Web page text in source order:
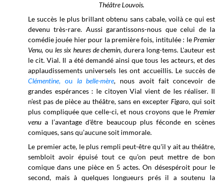
Théâtre Louvois.
Le succès le plus brillant obtenu sans cabale, voilà ce qui est
devenu très-rare. Aussi garantissons-nous que celui de la
comédie jouée hier pour la première fois, intitulée : le Premier
Venu, ou les six heures de chemin, durera long-tems. L'auteur est
le cit. Vial. Il a été demandé ainsi que tous les acteurs, et des
applaudissements universels les ont accueillis. Le succès de
Clémentine, ou la belle-mère, nous avoit fait concevoir de
grandes espérances : le citoyen Vial vient de les réaliser. Il
n’est pas de pièce au théâtre, sans en excepter Figaro, qui soit
plus compliquée que celle-ci, et nous croyons que le Premier
venu a l’avantage d'être beaucoup plus féconde en scènes
comiques, sans qu’aucune soit immorale.
Le premier acte, le plus rempli peut-être qu'il y ait au théâtre,
sembloit avoir épuisé tout ce qu’on peut mettre de bon
comique dans une pièce en 5 actes. On désespéroit pour le
second, mais à quelques longueurs prés il a soutenu la